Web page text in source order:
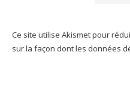
Ce site utilise Akismet pour
sur la façon dont les données